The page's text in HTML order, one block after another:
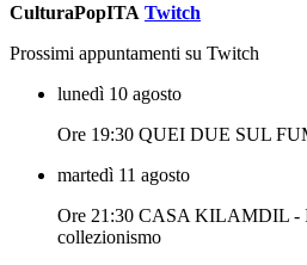
CulturaPopITA Twitch
Prossimi appuntamenti su Twitch
lunedì 10 agosto
Ore 19:30 QUEI DUE SUL
martedì 11 agosto
Ore 21:30 CASA KILAMDIL -
collezionismo